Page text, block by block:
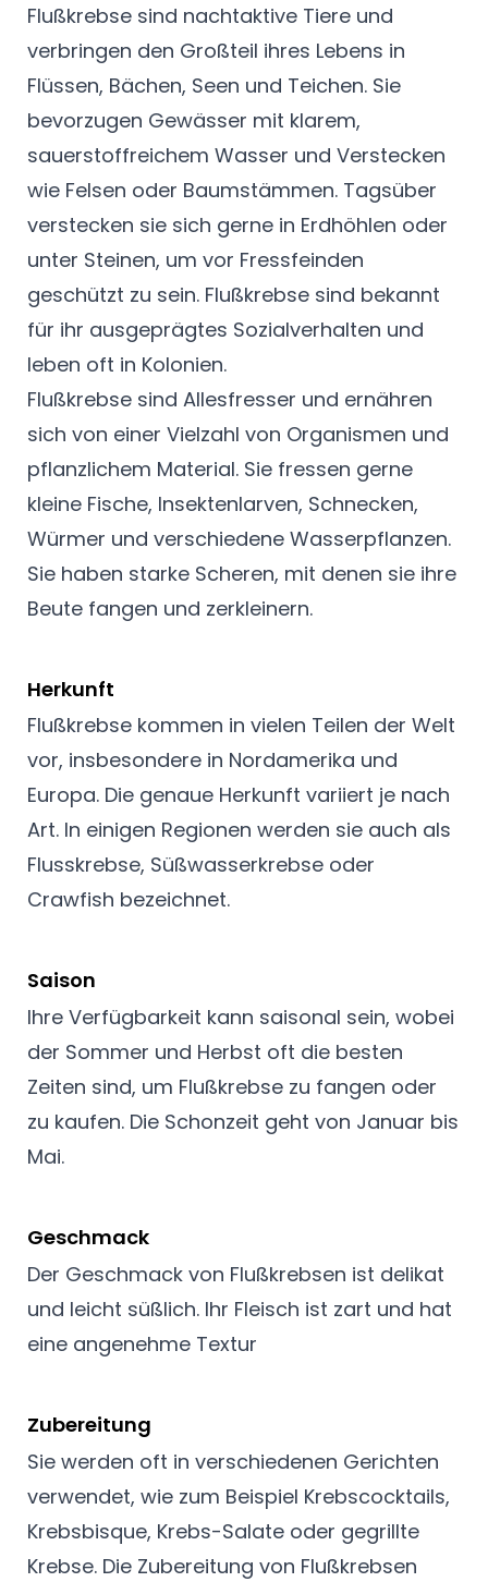
Flußkrebse sind nachtaktive Tiere und
verbringen den Großteil ihres Lebens in
Flüssen, Bächen, Seen und Teichen. Sie
bevorzugen Gewässer mit klarem,
sauerstoffreichem Wasser und Verstecken
wie Felsen oder Baumstämmen. Tagsüber
verstecken sie sich gerne in Erdhöhlen oder
unter Steinen, um vor Fressfeinden
geschützt zu sein. Flußkrebse sind bekannt
für ihr ausgeprägtes Sozialverhalten und
leben oft in Kolonien.
Flußkrebse sind Allesfresser und ernähren
sich von einer Vielzahl von Organismen und
pflanzlichem Material. Sie fressen gerne
kleine Fische, Insektenlarven, Schnecken,
Würmer und verschiedene Wasserpflanzen.
Sie haben starke Scheren, mit denen sie ihre
Beute fangen und zerkleinern.
Herkunft
Flußkrebse kommen in vielen Teilen der Welt
vor, insbesondere in Nordamerika und
Europa. Die genaue Herkunft variiert je nach
Art. In einigen Regionen werden sie auch als
Flusskrebse, Süßwasserkrebse oder
Crawfish bezeichnet.
Saison
Ihre Verfügbarkeit kann saisonal sein, wobei
der Sommer und Herbst oft die besten
Zeiten sind, um Flußkrebse zu fangen oder
zu kaufen. Die Schonzeit geht von Januar bis
Mai.
Geschmack
Der Geschmack von Flußkrebsen ist delikat
und leicht süßlich. Ihr Fleisch ist zart und hat
eine angenehme Textur
Zubereitung
Sie werden oft in verschiedenen Gerichten
verwendet, wie zum Beispiel Krebscocktails,
Krebsbisque, Krebs-Salate oder gegrillte
Krebse. Die Zubereitung von Flußkrebsen